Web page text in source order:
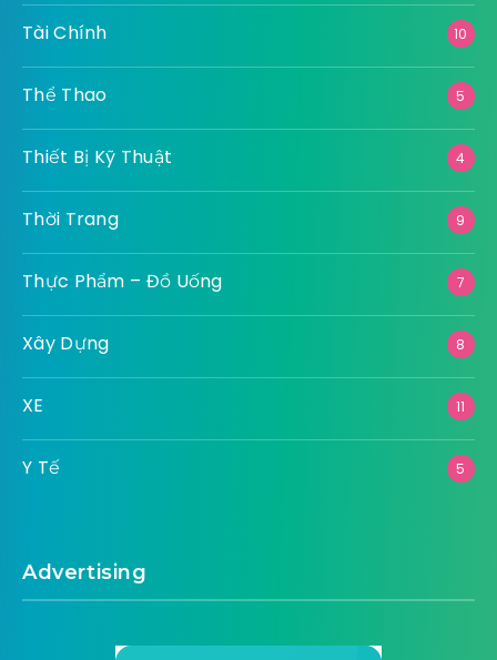
Tài Chính 10
Thể Thao 5
Thiết Bị Kỹ Thuật 4
Thời Trang 9
Thực Phẩm – Đồ Uống 7
Xây Dựng 8
XE 11
Y Tế 5
Advertising